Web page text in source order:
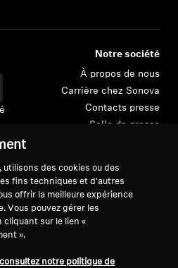
en
Notre société
À propos de nous
Carrière chez Sonova
Contacts presse
Salle de presse
utilisons des cookies ou des
fins techniques et d'autres
offrir la meilleure expérience
Vous pouvez gérer les
cliquant sur le lien «
».
notre politique de